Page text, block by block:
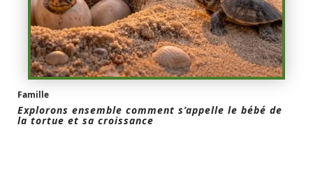
Famille
Explorons ensemble comment s’appelle le bébé de
la tortue et sa croissance